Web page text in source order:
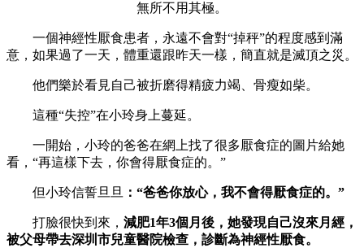
無所不用其極。
一個神經性厭食患者，永遠不會對“掉秤”的程度感到滿
意，如果過了一天，體重還跟昨天一樣，簡直就是滅頂之災。
他們樂於看見自己被折磨得精疲力竭、骨瘦如柴。
這種“失控”在小玲身上蔓延。
一開始，小玲的爸爸在網上找了很多厭食症的圖片給她
看，“再這樣下去，你會得厭食症的。”
但小玲信誓旦旦 ：“爸爸你放心，我不會得厭食症的。”
打臉很快到來， 減肥1年3個月後，她發現自己沒來月經，
被父母帶去深圳市兒童醫院檢查，診斷為神經性厭食。